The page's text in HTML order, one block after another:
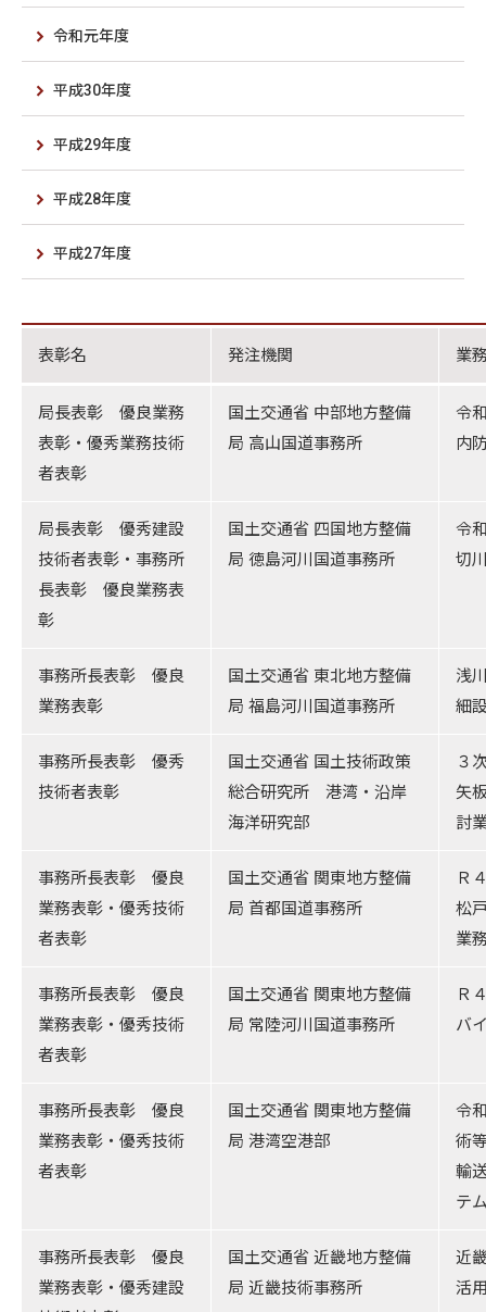
令和元年度
平成30年度
平成29年度
平成28年度
平成27年度
表彰名 発注機関 業
局長表彰 優良業務
表彰・優秀業務技術
者表彰
国土交通省 中部地方整備
局 高山国道事務所
令
内
局長表彰 優秀建設
技術者表彰・事務所
長表彰 優良業務表
彰
国土交通省 四国地方整備
局 徳島河川国道事務所
令
切
事務所長表彰 優良
業務表彰
国土交通省 東北地方整備
局 福島河川国道事務所
浅
細
事務所長表彰 優秀
技術者表彰
国土交通省 国土技術政策
総合研究所 港湾・沿岸
海洋研究部
３
矢
討
事務所長表彰 優良
業務表彰・優秀技術
者表彰
国土交通省 関東地方整備
局 首都国道事務所
Ｒ
松
業
事務所長表彰 優良
業務表彰・優秀技術
者表彰
国土交通省 関東地方整備
局 常陸河川国道事務所
Ｒ
バ
事務所長表彰 優良
業務表彰・優秀技術
者表彰
国土交通省 関東地方整備
局 港湾空港部
令
術
輸
テ
事務所長表彰 優良
業務表彰・優秀建設
国土交通省 近畿地方整備
局 近畿技術事務所
近
活